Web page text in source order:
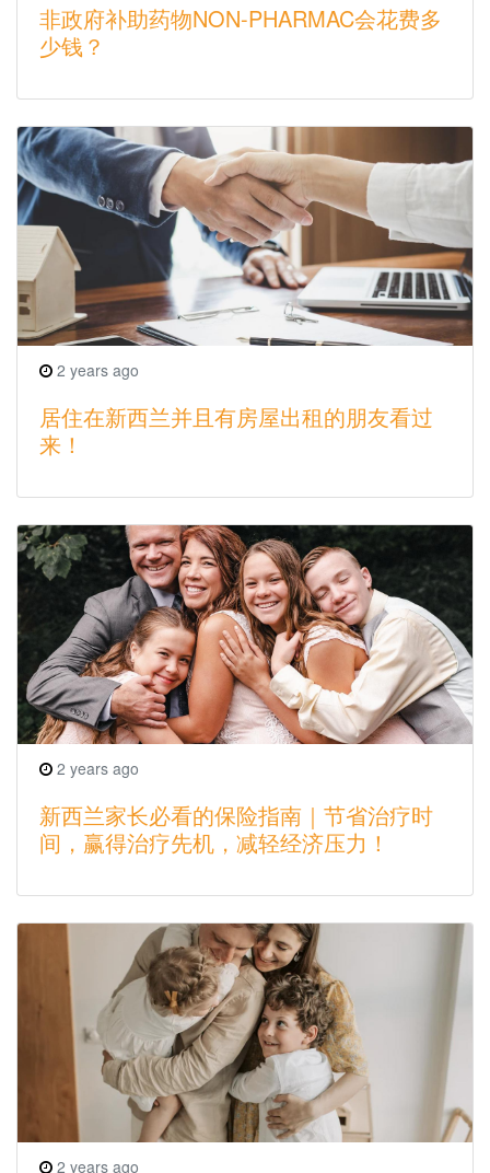
非政府补助药物NON-PHARMAC会花费多
少钱？
2 years ago
居住在新西兰并且有房屋出租的朋友看过
来！
2 years ago
新西兰家长必看的保险指南｜节省治疗时
间，赢得治疗先机，减轻经济压力！
2 years ago